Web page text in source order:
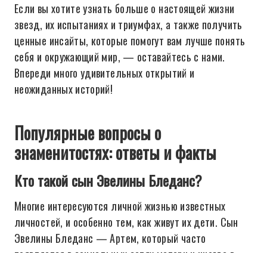
Если вы хотите узнать больше о настоящей жизни
звезд, их испытаниях и триумфах, а также получить
ценные инсайты, которые помогут вам лучше понять
себя и окружающий мир, — оставайтесь с нами.
Впереди много удивительных открытий и
неожиданных историй!
Популярные вопросы о
знаменитостях: ответы и факты
Кто такой сын Эвелины Бледанс?
Многие интересуются личной жизнью известных
личностей, и особенно тем, как живут их дети. Сын
Эвелины Бледанс — Артем, который часто